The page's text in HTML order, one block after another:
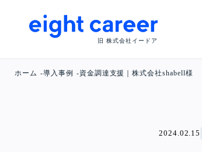
旧 株式会社イードア
ホーム 導入事例 資金調達支援｜株式会社shabell様
2024.02.15